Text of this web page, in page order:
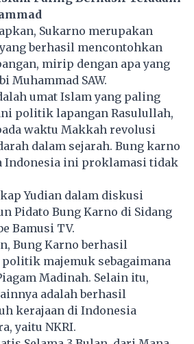
Sukarno merupakan
berhasil mencontohkan
mirip dengan apa yang
Muhammad SAW.
umat Islam yang paling
politik lapangan Rasulullah,
waktu Makkah revolusi
dalam sejarah. Bung karno
Indonesia ini proklamasi tidak
Yudian dalam diskusi
Pidato Bung Karno di Sidang
Bamusi TV.
Bung Karno berhasil
majemuk sebagaimana
Madinah. Selain itu,
adalah berhasil
kerajaan di Indonesia
yaitu NKRI.